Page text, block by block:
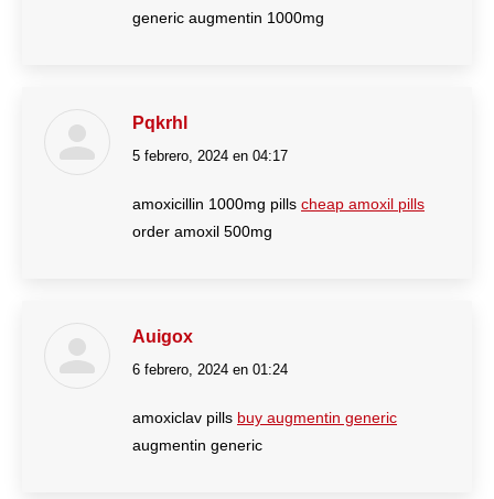
generic augmentin 1000mg
Pqkrhl
dice:
5 febrero, 2024 en 04:17
amoxicillin 1000mg pills cheap amoxil pills
order amoxil 500mg
Auigox
dice:
6 febrero, 2024 en 01:24
amoxiclav pills buy augmentin generic
augmentin generic